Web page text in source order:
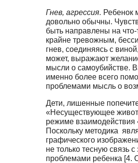
Гнев, агрессия. Ребенок
довольно обычны.
быть направлены на что-
крайне тревожным,
гнев, соединяясь с
может, вы­ражают
мысли о самоубийстве.
именно более всего
проблемами мысль о
Дети, лишенные
«Несуществующее
режиме взаимодействия
Поскольку методика
графического
не только тесную
про­блемами ребенка [4.